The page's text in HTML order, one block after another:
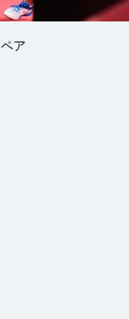
ア